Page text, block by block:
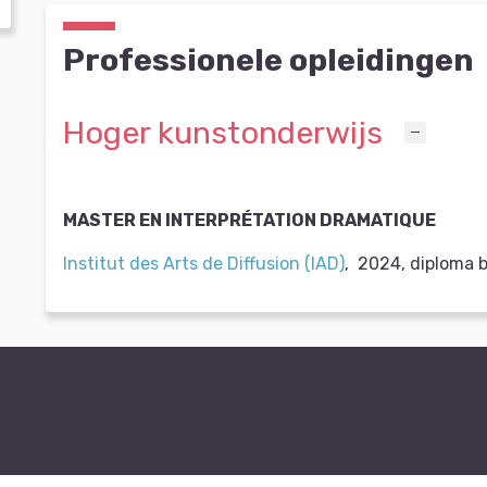
Professionele opleidingen
Hoger kunstonderwijs
MASTER EN INTERPRÉTATION DRAMATIQUE
Institut des Arts de Diffusion (IAD), 2024, diploma